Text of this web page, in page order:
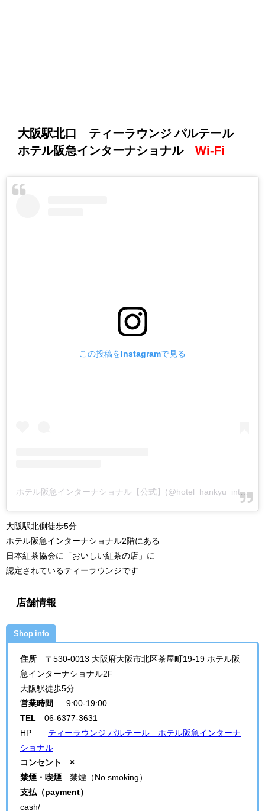
大阪駅北口 ティーラウンジ パルテール
ホテル阪急インターナショナル Wi-Fi
この投稿をInstagramで見る
ホテル阪急インターナショナル【公式】(@hotel_hankyu_international)がシェアした投稿
大阪駅北側徒歩5分
ホテル阪急インターナショナル2階にある
日本紅茶協会に「おいしい紅茶の店」に
認定されているティーラウンジです
店舗情報
Shop info
住所 〒530-0013 大阪府大阪市北区茶屋町19-19 ホテル阪
急インターナショナル2F
大阪駅徒歩5分
営業時間
9:00-19:00
TEL
06-6377-3631
HP ティーラウンジ パルテール ホテル阪急インターナ
ショナル
コンセント ×
禁煙・喫煙 禁煙（No smoking）
支払（payment）
cash/